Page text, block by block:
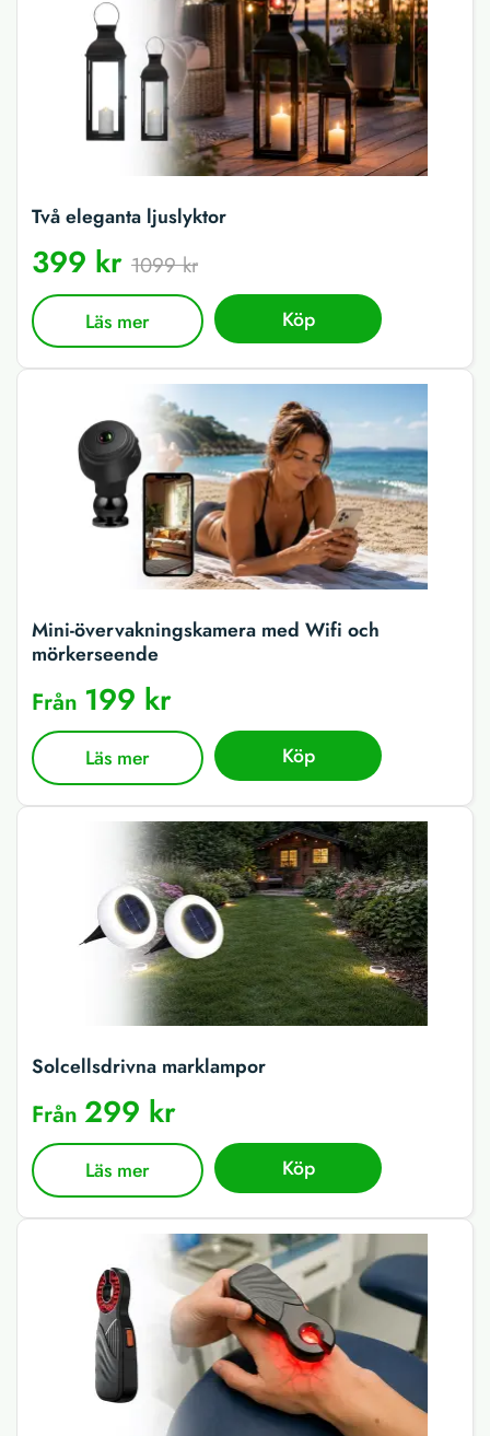
Två eleganta ljuslyktor
399 kr 1099 kr
Läs mer Köp
Mini-övervakningskamera med Wifi och
mörkerseende
Från 199 kr
Läs mer Köp
Solcellsdrivna marklampor
Från 299 kr
Läs mer Köp